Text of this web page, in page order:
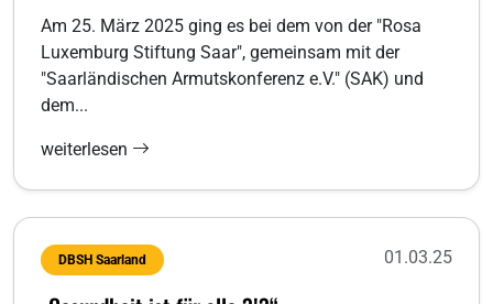
Am 25. März 2025 ging es bei dem von der "Rosa
Luxemburg Stiftung Saar", gemeinsam mit der
"Saarländischen Armutskonferenz e.V." (SAK) und
dem...
weiterlesen
DBSH Saarland 01.03.25